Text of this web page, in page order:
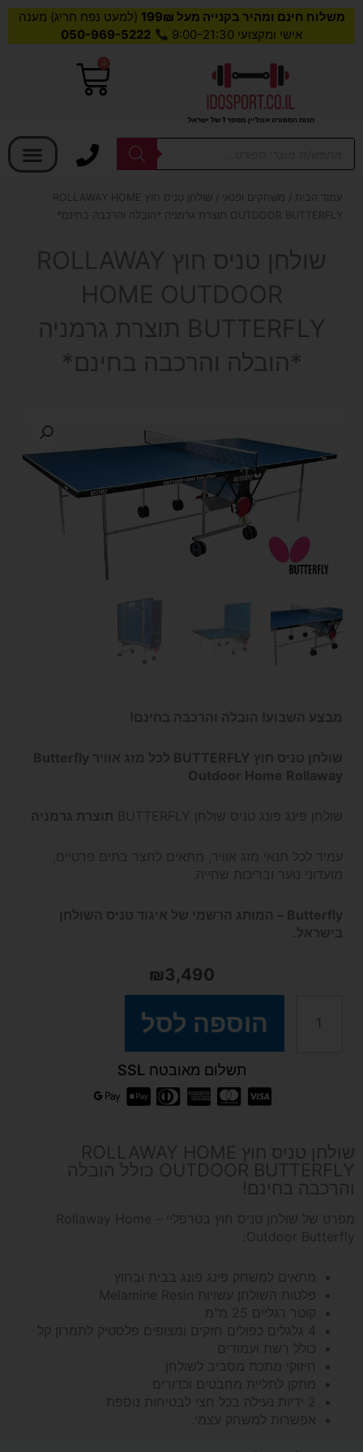
משלוח חינם ומהיר בקנייה מעל 199₪
(למעט נפח חריג) מענה
אישי ומקצועי 9:00-21:30
050-969-5222
חנות הספורט אונליין מספר 1 של ישראל
0
עגלת
Products
עמוד הבית / משחקים ופנאי
/ שולחן טניס חוץ ROLLAWAY HOME
OUTDOOR BUTTERFLY תוצרת גרמניה *הובלה והרכבה בחינם*
שולחן טניס חוץ ROLLAWAY
HOME OUTDOOR
BUTTERFLY תוצרת גרמניה
*הובלה והרכבה בחינם*
מבצע השבוע! הובלה והרכבה בחינם!
שולחן טניס חוץ BUTTERFLY לכל מזג אוויר Butterfly
Outdoor Home Rollaway
שולחן פינג פונג טניס שולחן BUTTERFLY תוצרת גרמניה
עמיד לכל תנאי מזג אוויר, מתאים לחצר בתים פרטיים,
מועדוני נוער ובריכות שחייה.
Butterfly – המותג הרשמי של איגוד טניס השולחן
בישראל.
₪3,490
חוץ
ROLLAWAY
OUTDOOR
BUTTERFLY
תוצרת
גרמניה
הוספה לסל
תשלום מאובטח SSL
שולחן טניס חוץ ROLLAWAY HOME
OUTDOOR BUTTERFLY כולל הובלה
והרכבה בחינם!
מפרט של שולחן טניס חוץ בטרפליי – Rollaway Home
Outdoor Butterfly:
מתאים למשחק פינג פונג בבית ובחוץ
פלטות השולחן עשויות Melamine Resin
קוטר רגליים 25 מ"מ
4 גלגלים כפולים חזקים ומצופים פלסטיק לתמרון קל
כולל רשת ועמודים
חיזוקי מתכת מסביב לשולחן
מתקן לתליית מחבטים וכדורים
2 ידיות נעילה בכל חצי לבטיחות נוספת
אפשרות למשחק עצמי.